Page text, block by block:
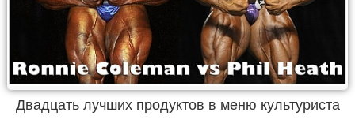
Двадцать лучших продуктов в меню культуриста